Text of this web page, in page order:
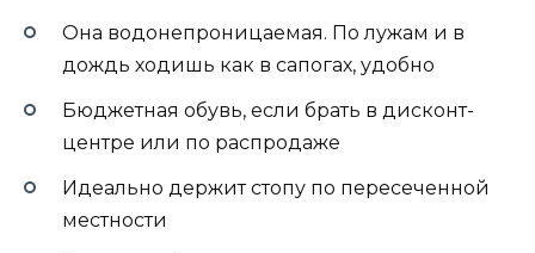
Она водонепроницаемая. По лужам и в
дождь ходишь как в сапогах, удобно
Бюджетная обувь, если брать в дисконт-
центре или по распродаже
Идеально держит стопу по пересеченной
местности